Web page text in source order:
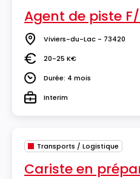
Agent de piste
Lieu Viviers-du-Lac - 73420
Salaire20-25 K€
DuréeDurée: 4 mois
TypeInterim
Transports / Logistique
Cariste en